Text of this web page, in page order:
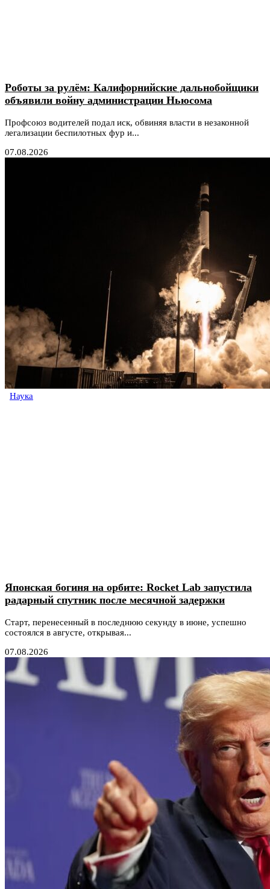
Роботы за рулём: Калифорнийские дальнобойщики
объявили войну администрации Ньюсома
Профсоюз водителей подал иск, обвиняя власти в незаконной
легализации беспилотных фур и...
07.08.2026
Наука
Японская богиня на орбите: Rocket Lab запустила
радарный спутник после месячной задержки
Старт, перенесенный в последнюю секунду в июне, успешно
состоялся в августе, открывая...
07.08.2026